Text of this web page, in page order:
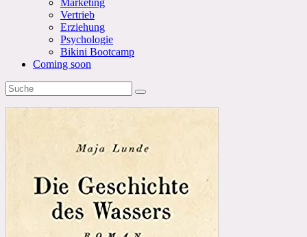
Marketing
Vertrieb
Erziehung
Psychologie
Bikini Bootcamp
Coming soon